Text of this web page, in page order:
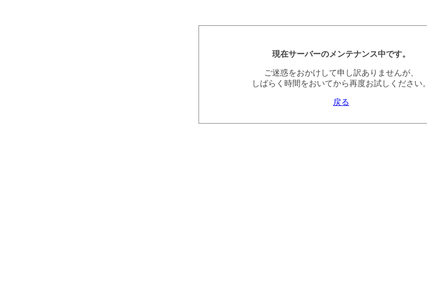
現在サーバーのメンテナンス中です。
ご迷惑をおかけして申し訳ありませんが、
しばらく時間をおいてから再度お試しください。
戻る